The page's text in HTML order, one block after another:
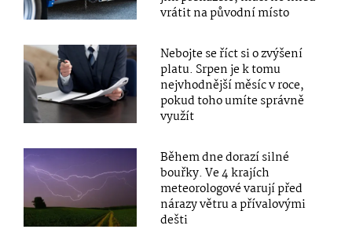
vrátit na původní místo
Nebojte se říct si o zvýšení
platu. Srpen je k tomu
nejvhodnější měsíc v roce,
pokud toho umíte správně
využít
Během dne dorazí silné
bouřky. Ve 4 krajích
meteorologové varují před
nárazy větru a přívalovými
dešti